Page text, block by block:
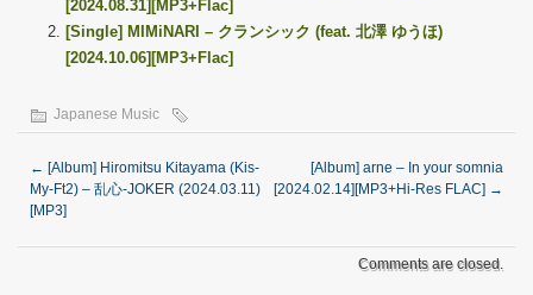
[2024.08.31][MP3+Flac]
[Single] MIMiNARI – クランシック (feat. 北澤 ゆうほ)
[2024.10.06][MP3+Flac]
Japanese Music
← [Album] Hiromitsu Kitayama (Kis-
My-Ft2) – 乱心-JOKER (2024.03.11)
[MP3]
[Album] arne – In your somnia
[2024.02.14][MP3+Hi-Res FLAC] →
Comments are closed.